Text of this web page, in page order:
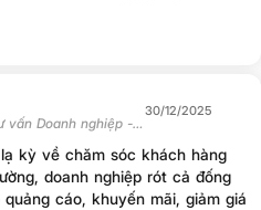
nhằm ngay hàng hết date, kết
vấn Doanh nghiệp -
30/12/2025
kỳ về chăm sóc khách hàng
doanh nghiệp rót cả đống
cáo, khuyến mãi, giảm giá